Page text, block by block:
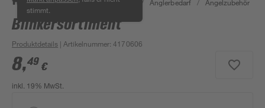
stimmt.
/ Garten & Freizeit / Tierbedarf / Anglerbedarf / Angelzubehör
Blinkersortiment
Produktdetails | Artikelnummer:4170606
8,49 €
inkl. 19% MwSt.